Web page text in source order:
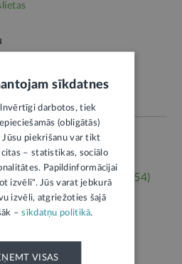
tiesības(5764)
Īpašumtiesības
(3954)
(3142)
Labklājība
(1457)
sīkdatnes
darbotos, tiek
(obligātās)
Jūsu piekrišanu var tikt
– statistikas, sociālo
Papildinformācijai
izvēli". Jūs varat jebkurā
izvēli, atgriežoties šajā
–sīkdatņu politikā.
VISAS